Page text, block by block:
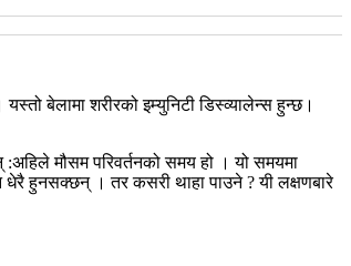
बेलामा शरीरको इम्युनिटी डिस्व्यालेन्स हुन्छ।
:अहिले मौसम परिवर्तनको समय हो । यो समयमा
हुनसक्छन् । तर कसरी थाहा पाउने ? यी लक्षणबारे